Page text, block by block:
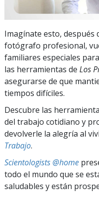
Imagínate esto, después
fotógrafo profesional,
familiares especiales
las herramientas de Los
asegurarse de que
tiempos difíciles.
Descubre las
del trabajo cotidiano y
devolverle la alegría al
Trabajo.
Scientologists @home
todo el mundo que se
saludables y están